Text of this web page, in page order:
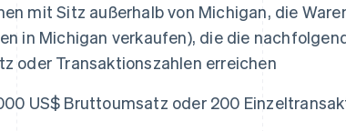
mit Sitz außerhalb von Michigan, die
in Michigan verkaufen), die die
oder Transaktionszahlen erreichen
US$ Bruttoumsatz oder 200